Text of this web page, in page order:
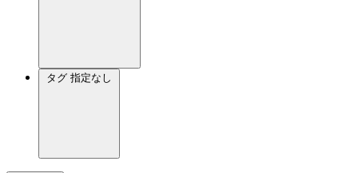
タグ 指定なし